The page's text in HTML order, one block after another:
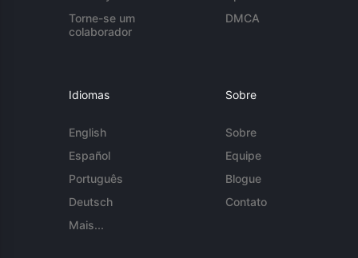
Torne-se um
colaborador
DMCA
Idiomas
English
Español
Português
Deutsch
Mais...
Sobre
Sobre
Equipe
Blogue
Contato